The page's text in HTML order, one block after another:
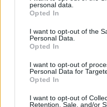
grant or deny consent to
use your data for below
consent section.
personal data.
Opted In
I want to opt-out of the
Personal Data.
Opted In
I want to opt-out of
Personal Data for
Opted In
I want to opt-out of
Retention, Sale, and/or